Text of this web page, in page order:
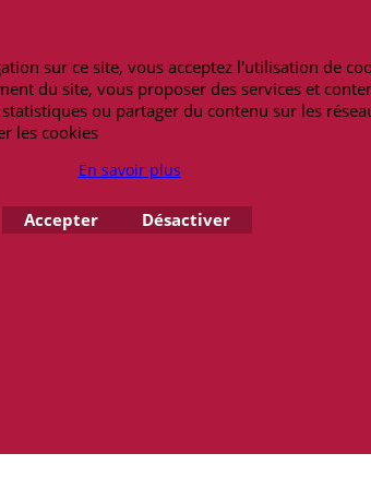
Maneki-neko.fr
Bracelet-
sur ce site, vous acceptez l'utilisation de
du site, vous proposer des services et
ou partager du contenu sur les
les cookies
En savoir plus
Accepter Désactiver